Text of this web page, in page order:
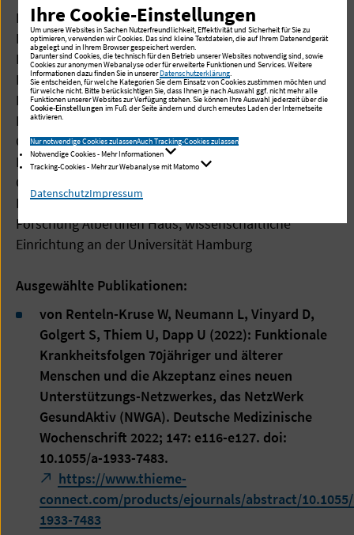
Kurztitel: NWGA (NetzWerk GesundAktiv)
Laufzeit: 2017 – 2020
Förderung: Innovationsfonds Gemeinsamer
Bundesausschuss (GB-A),
Kooperationspartner: Praxispartner: Techniker
Krankenkasse (Konsortialführer), BARMER, DAK-
Gesundheit, DRV Knappschaft-Bahn-See, Albertinen
Haus - Zentrum für Aktives und Gesundes Altern,
Cibek technology + trading GmbH, Johanniter-Unfall-
Hilfe e.V.; Begleitforschung: Universität Bielefeld,
Forschung Albertinen Haus, wissenschaftliche
Einrichtung an der Universität Hamburg
Ausgewählte Publikationen:
von Renteln-Kruse W, Neumann L, Vinyard D,
Golgert S, Thiem U, Dapp U (2022): Funktionale
Krankheitsfolgen 70jähriger und älterer
Menschen und die Akzeptanz eines neuen
Unterstützungs-Netzwerkes, das NetzWerk
GesundAktiv (NWGA). Deutsche Medizinische
Wochenschrift 2022; 147: e116-e127. doi:
10.1055/a-1933-7483.
https://www.thieme-
connect.com/products/ejournals/abstract/
1933-7483
Ihre Cookie-Einstellungen
Um unsere Websites in Sachen Nutzerfreundlichkeit, Effektivität und Sicherheit für Sie zu
optimieren, verwenden wir Cookies. Das sind kleine Textdateien, die auf Ihrem Datenendgerät
abgelegt und in Ihrem Browser gespeichert werden.
Darunter sind Cookies, die technisch für den Betrieb unserer Websites notwendig sind, sowie
Cookies zur anonymen Webanalyse oder für erweiterte Funktionen und Services. Weitere
Informationen dazu finden Sie in unsererDatenschutzerklärung
Sie entscheiden, für welche Kategorien Sie dem Einsatz von Cookies zustimmen möchten und
für welche nicht. Bitte berücksichtigen Sie, dass Ihnen je nach Auswahl ggf. nicht mehr alle
Funktionen unserer Websites zur Verfügung stehen. Sie können Ihre Auswahl jederzeit über die
Cookie-Einstellungen im Fuß der Seite ändern und durch erneutes Laden der Internetseite
aktivieren.
Nur notwendige Cookies zulassenAuch Tracking-Cookies zulassen
Notwendige Cookies - Mehr Informationen
Tracking-Cookies - Mehr zur Webanalyse mit Matomo
DatenschutzImpressum